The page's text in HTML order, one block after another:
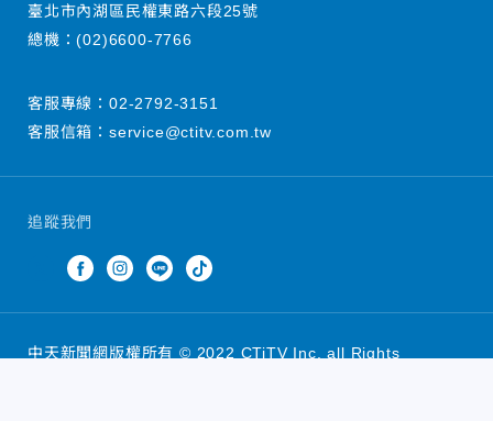
追蹤我們
臺北市內湖區民權東路六段25號
總機：(02)6600-7766
客服專線： 02-2792-3151
客服信箱： service@ctitv.com.tw
中天新聞網版權所有 © 2022 CTiTV Inc. all Rights